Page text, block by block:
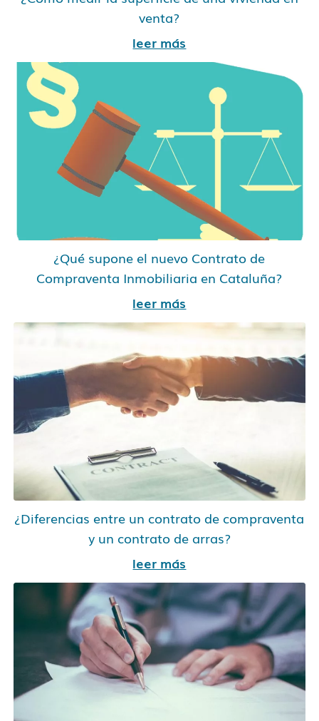
venta?
leer más
¿Qué supone el nuevo Contrato de
Compraventa Inmobiliaria en Cataluña?
leer más
¿Diferencias entre un contrato de compraventa
y un contrato de arras?
leer más